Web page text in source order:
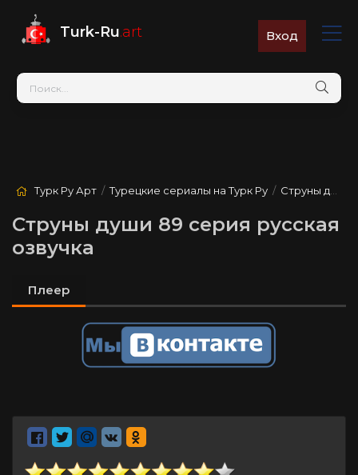
Turk-Ru.art Вход
Турк Ру Арт /Турецкие сериалы на Турк Ру / Струны души
Струны души 89 серия русская
озвучка
Плеер